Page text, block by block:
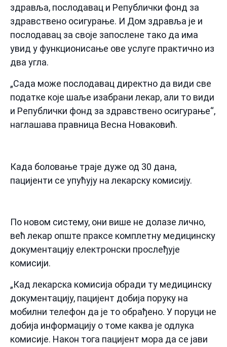
здравља, послодавац и Републички фонд за
здравствено осигурање. И Дом здравља је и
послодавац за своје запослене тако да има
увид у функционисање ове услуге практично из
два угла.
„Сада може послодавац директно да види све
податке које шаље изабрани лекар, али то види
и Републички фонд за здравствено осигурање“,
наглашава правница Весна Новаковић.
Када боловање траје дуже од 30 дана,
пацијенти се упућују на лекарску комисију.
По новом систему, они више не долазе лично,
већ лекар опште праксе комплетну медицинску
документацију електронски прослеђује
комисији.
„Кад лекарска комисија обради ту медицинску
документацију, пацијент добија поруку на
мобилни телефон да је то обрађено. У поруци не
добија информацију о томе каква је одлука
комисије. Након тога пацијент мора да се јави